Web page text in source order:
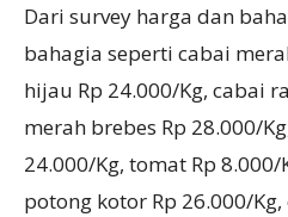
Dari survey harga dan
bahagia seperti cabai
hijau Rp 24.000/Kg, cabai
merah brebes Rp 28.000/
24.000/Kg, tomat Rp
potong kotor Rp 26.000/